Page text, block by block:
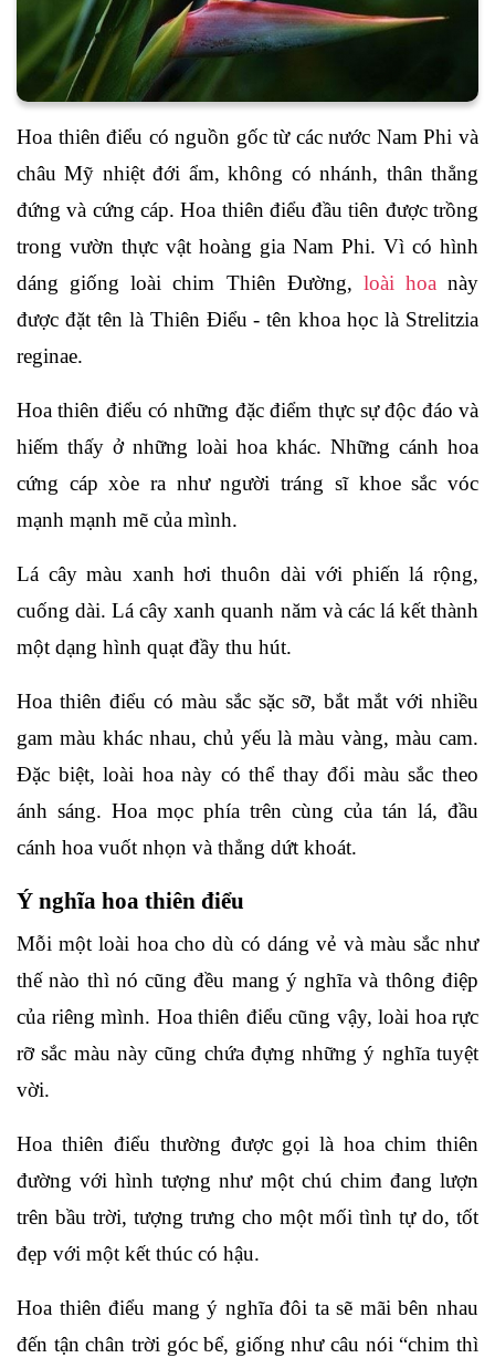
Hoa thiên điểu có nguồn gốc từ các nước Nam Phi và
châu Mỹ nhiệt đới ẩm, không có nhánh, thân thẳng
đứng và cứng cáp. Hoa thiên điểu đầu tiên được trồng
trong vườn thực vật hoàng gia Nam Phi. Vì có hình
dáng giống loài chim Thiên Đường, loài hoa này
được đặt tên là Thiên Điểu - tên khoa học là Strelitzia
reginae.
Hoa thiên điểu có những đặc điểm thực sự độc đáo và
hiếm thấy ở những loài hoa khác. Những cánh hoa
cứng cáp xòe ra như người tráng sĩ khoe sắc vóc
mạnh mạnh mẽ của mình.
Lá cây màu xanh hơi thuôn dài với phiến lá rộng,
cuống dài. Lá cây xanh quanh năm và các lá kết thành
một dạng hình quạt đầy thu hút.
Hoa thiên điểu có màu sắc sặc sỡ, bắt mắt với nhiều
gam màu khác nhau, chủ yếu là màu vàng, màu cam.
Đặc biệt, loài hoa này có thể thay đổi màu sắc theo
ánh sáng. Hoa mọc phía trên cùng của tán lá, đầu
cánh hoa vuốt nhọn và thẳng dứt khoát.
Ý nghĩa hoa thiên điểu
Mỗi một loài hoa cho dù có dáng vẻ và màu sắc như
thế nào thì nó cũng đều mang ý nghĩa và thông điệp
của riêng mình. Hoa thiên điểu cũng vậy, loài hoa rực
rỡ sắc màu này cũng chứa đựng những ý nghĩa tuyệt
vời.
Hoa thiên điểu thường được gọi là hoa chim thiên
đường với hình tượng như một chú chim đang lượn
trên bầu trời, tượng trưng cho một mối tình tự do, tốt
đẹp với một kết thúc có hậu.
Hoa thiên điểu mang ý nghĩa đôi ta sẽ mãi bên nhau
đến tận chân trời góc bể, giống như câu nói “chim thì